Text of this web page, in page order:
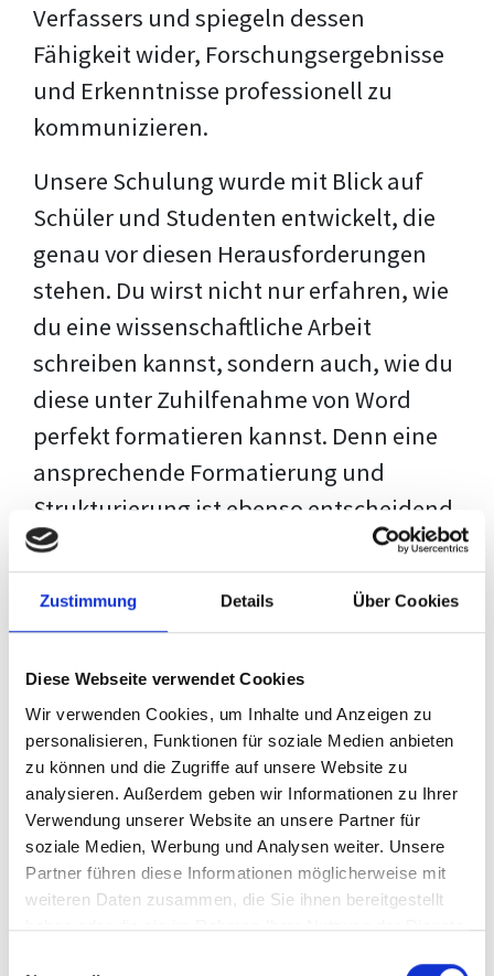
Zustimmung Details Über Cookies
Diese Webseite verwendet Cookies
Wir verwenden Cookies, um Inhalte und Anzeigen zu
personalisieren, Funktionen für soziale Medien anbieten
zu können und die Zugriffe auf unsere Website zu
analysieren. Außerdem geben wir Informationen zu Ihrer
Verwendung unserer Website an unsere Partner für
soziale Medien, Werbung und Analysen weiter. Unsere
Partner führen diese Informationen möglicherweise mit
weiteren Daten zusammen, die Sie ihnen bereitgestellt
haben oder die sie im Rahmen Ihrer Nutzung der Dienste
Verfassers und spiegeln dessen
Fähigkeit wider, Forschungsergebnisse
und Erkenntnisse professionell zu
kommunizieren.
Unsere Schulung wurde mit Blick auf
Schüler und Studenten entwickelt, die
genau vor diesen Herausforderungen
stehen. Du wirst nicht nur erfahren, wie
du eine wissenschaftliche Arbeit
schreiben kannst, sondern auch, wie du
diese unter Zuhilfenahme von Word
perfekt formatieren kannst. Denn eine
ansprechende Formatierung und
Strukturierung ist ebenso entscheidend
wie der Inhalt selbst. Jeder Prüfer hat
eigene Erwartungen, und unsere
Schulung ist so konzipiert, dass sie dir
deiner individuellen Vorlage zeigt,
anstatt eine Einheitslösung zu bieten.
Der Prozess des wissenschaftlichen
Schreibens kann ohne das richtige
Wissen eine große Herausforderung
darstellen. Jedoch, ausgestattet mit
denTechniken und Strategiendieses
Kurses, wird die Formatierung deiner